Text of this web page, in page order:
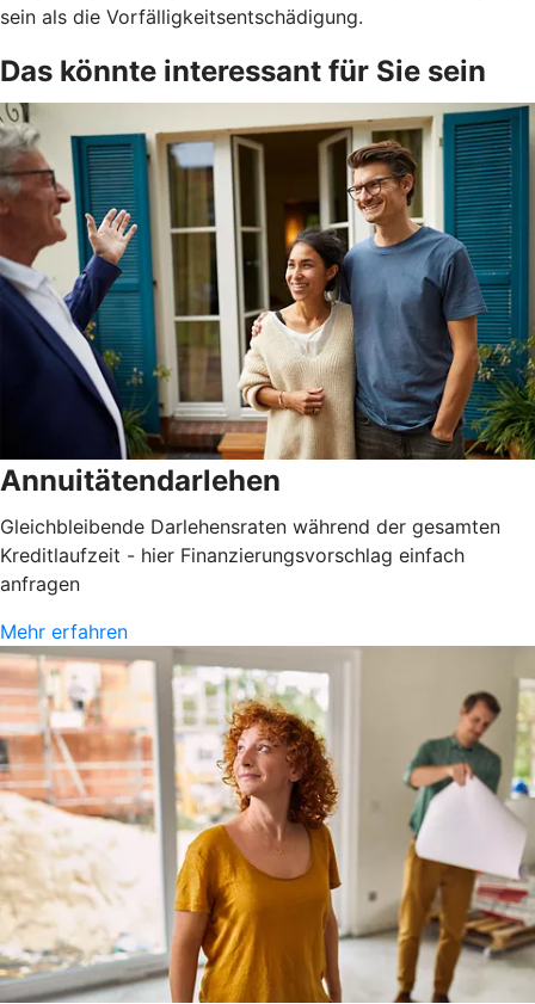
sein als die Vorfälligkeitsentschädigung.
Das könnte interessant für Sie sein
Annuitätendarlehen
Gleichbleibende Darlehensraten während der gesamten
Kreditlaufzeit - hier Finanzierungsvorschlag einfach
anfragen
Mehr erfahren